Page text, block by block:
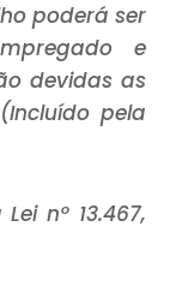
poderá ser
e
devidas as
pela
nº 13.467,